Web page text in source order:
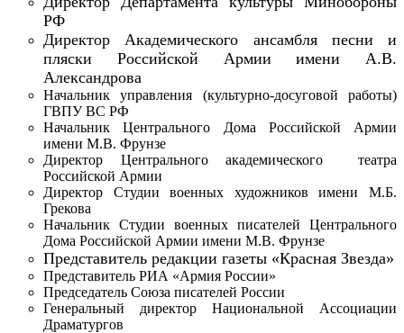
РФ
Директор Академического ансамбля песни и
пляски Российской Армии имени А.В.
Александрова
Начальник управления (культурно-досуговой работы)
ГВПУ ВС РФ
Начальник Центрального Дома Российской Армии
имени М.В. Фрунзе
Директор Центрального академического театра
Российской Армии
Директор Студии военных художников имени М.Б.
Грекова
Начальник Студии военных писателей Центрального
Дома Российской Армии имени М.В. Фрунзе
Представитель редакции газеты «Красная Звезда»
Представитель РИА «Армия России»
Председатель Союза писателей России
Генеральный директор Национальной Ассоциации
Драматургов